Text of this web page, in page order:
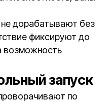
дорабатывают без
фиксируют до
возможность
запуск
по